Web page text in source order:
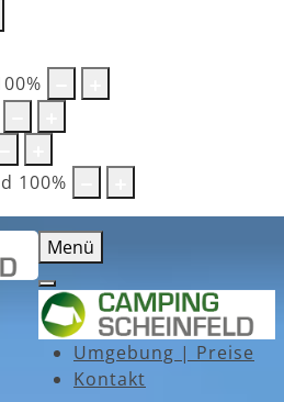
%
100%
Menü
Umgebung | Preise
Kontakt